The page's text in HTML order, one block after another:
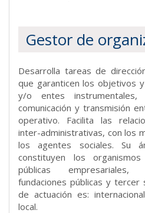
Gestor de
Desarrolla tareas de
que garanticen los objetivos
y/o entes
comunicación y transmisión
operativo. Facilita las
inter-administrativas, con los
los agentes sociales. Su
constituyen los
públicas empresariales,
fundaciones públicas y
de actuación es:
local.